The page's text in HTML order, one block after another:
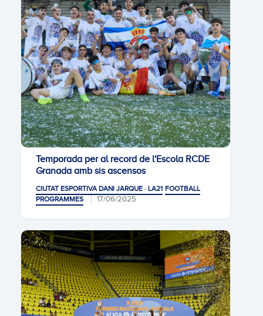
Temporada per al record de l'Escola RCDE
Granada amb sis ascensos
CIUTAT ESPORTIVA DANI JARQUE · LA21 FOOTBALL
PROGRAMMES
17/06/2025